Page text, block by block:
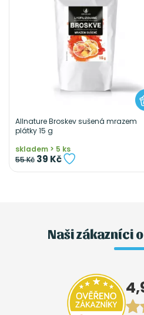
Allnature Broskev sušená mrazem
plátky 15 g
skladem > 5 ks
55 Kč 39 Kč
Naši zákazníci